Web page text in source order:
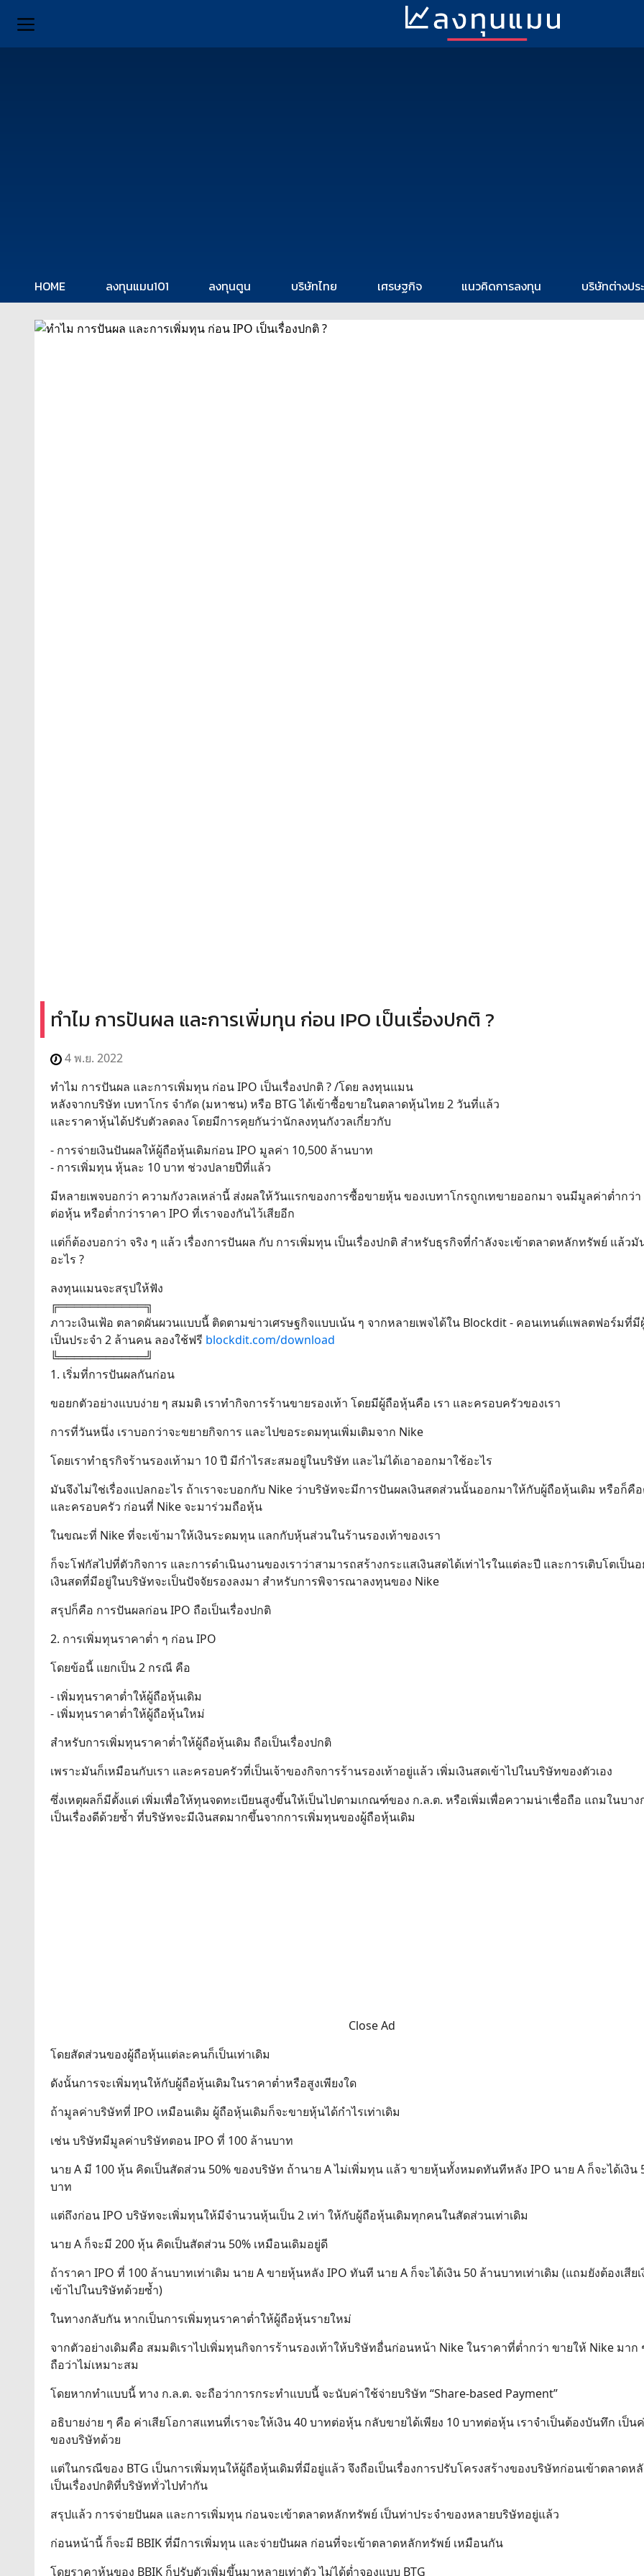
HOME ลงทุนแมน101 ลงทุนตูน บริษัทไทย เศรษฐกิจ แนวคิดการลงทุน บริษัทต่างปร
ทำไม การปันผล และการเพิ่มทุน ก่อน IPO เป็นเรื่องปกติ ?
4 พ.ย. 2022
ทำไม การปันผล และการเพิ่มทุน ก่อน IPO เป็นเรื่องปกติ ? /โดย ลงทุนแมน
หลังจากบริษัท เบทาโกร จำกัด (มหาชน) หรือ BTG ได้เข้าซื้อขายในตลาดหุ้นไทย 2 วันที่แล้ว
และราคาหุ้นได้ปรับตัวลดลง โดยมีการคุยกันว่านักลงทุนกังวลเกี่ยวกับ
- การจ่ายเงินปันผลให้ผู้ถือหุ้นเดิมก่อน IPO มูลค่า 10,500 ล้านบาท
- การเพิ่มทุน หุ้นละ 10 บาท ช่วงปลายปีที่แล้ว
มีหลายเพจบอกว่า ความกังวลเหล่านี้ ส่งผลให้วันแรกของการซื้อขายหุ้น ของเบทาโกรถูกเทขายออกมา จนมีมูลค่าต่ำกว่า
ต่อหุ้น หรือต่ำกว่าราคา IPO ที่เราจองกันไว้เสียอีก
แต่ก็ต้องบอกว่า จริง ๆ แล้ว เรื่องการปันผล กับ การเพิ่มทุน เป็นเรื่องปกติ สำหรับธุรกิจที่กำลังจะเข้าตลาดหลักทรัพย์ แล้วมั
อะไร ?
ลงทุนแมนจะสรุปให้ฟัง
╔═══════════╗
ภาวะเงินเฟ้อ ตลาดผันผวนแบบนี้ ติดตามข่าวเศรษฐกิจแบบเน้น ๆ จากหลายเพจได้ใน Blockdit - คอนเทนต์แพลตฟอร์มที่มี
เป็นประจำ 2 ล้านคน ลองใช้ฟรี blockdit.com/download
╚═══════════╝
1. เริ่มที่การปันผลกันก่อน
ขอยกตัวอย่างแบบง่าย ๆ สมมติ เราทำกิจการร้านขายรองเท้า โดยมีผู้ถือหุ้นคือ เรา และครอบครัวของเรา
การที่วันหนึ่ง เราบอกว่าจะขยายกิจการ และไปขอระดมทุนเพิ่มเติมจาก Nike
โดยเราทำธุรกิจร้านรองเท้ามา 10 ปี มีกำไรสะสมอยู่ในบริษัท และไม่ได้เอาออกมาใช้อะไร
มันจึงไม่ใช่เรื่องแปลกอะไร ถ้าเราจะบอกกับ Nike ว่าบริษัทจะมีการปันผลเงินสดส่วนนั้นออกมาให้กับผู้ถือหุ้นเดิม หรือก็คือ
และครอบครัว ก่อนที่ Nike จะมาร่วมถือหุ้น
ในขณะที่ Nike ที่จะเข้ามาให้เงินระดมทุน แลกกับหุ้นส่วนในร้านรองเท้าของเรา
ก็จะโฟกัสไปที่ตัวกิจการ และการดำเนินงานของเราว่าสามารถสร้างกระแสเงินสดได้เท่าไรในแต่ละปี และการเติบโตเป็นอ
เงินสดที่มีอยู่ในบริษัทจะเป็นปัจจัยรองลงมา สำหรับการพิจารณาลงทุนของ Nike
สรุปก็คือ การปันผลก่อน IPO ถือเป็นเรื่องปกติ
2. การเพิ่มทุนราคาต่ำ ๆ ก่อน IPO
โดยข้อนี้ แยกเป็น 2 กรณี คือ
- เพิ่มทุนราคาต่ำให้ผู้ถือหุ้นเดิม
- เพิ่มทุนราคาต่ำให้ผู้ถือหุ้นใหม่
สำหรับการเพิ่มทุนราคาต่ำให้ผู้ถือหุ้นเดิม ถือเป็นเรื่องปกติ
เพราะมันก็เหมือนกับเรา และครอบครัวที่เป็นเจ้าของกิจการร้านรองเท้าอยู่แล้ว เพิ่มเงินสดเข้าไปในบริษัทของตัวเอง
ซึ่งเหตุผลก็มีตั้งแต่ เพิ่มเพื่อให้ทุนจดทะเบียนสูงขึ้นให้เป็นไปตามเกณฑ์ของ ก.ล.ต. หรือเพิ่มเพื่อความน่าเชื่อถือ แถมในบา
เป็นเรื่องดีด้วยซ้ำ ที่บริษัทจะมีเงินสดมากขึ้นจากการเพิ่มทุนของผู้ถือหุ้นเดิม
Close Ad
โดยสัดส่วนของผู้ถือหุ้นแต่ละคนก็เป็นเท่าเดิม
ดังนั้นการจะเพิ่มทุนให้กับผู้ถือหุ้นเดิมในราคาต่ำหรือสูงเพียงใด
ถ้ามูลค่าบริษัทที่ IPO เหมือนเดิม ผู้ถือหุ้นเดิมก็จะขายหุ้นได้กำไรเท่าเดิม
เช่น บริษัทมีมูลค่าบริษัทตอน IPO ที่ 100 ล้านบาท
นาย A มี 100 หุ้น คิดเป็นสัดส่วน 50% ของบริษัท ถ้านาย A ไม่เพิ่มทุน แล้ว ขายหุ้นทั้งหมดทันทีหลัง IPO นาย A ก็จะได้เงิน
บาท
แต่ถึงก่อน IPO บริษัทจะเพิ่มทุนให้มีจำนวนหุ้นเป็น 2 เท่า ให้กับผู้ถือหุ้นเดิมทุกคนในสัดส่วนเท่าเดิม
นาย A ก็จะมี 200 หุ้น คิดเป็นสัดส่วน 50% เหมือนเดิมอยู่ดี
ถ้าราคา IPO ที่ 100 ล้านบาทเท่าเดิม นาย A ขายหุ้นหลัง IPO ทันที นาย A ก็จะได้เงิน 50 ล้านบาทเท่าเดิม (แถมยังต้องเสีย
เข้าไปในบริษัทด้วยซ้ำ)
ในทางกลับกัน หากเป็นการเพิ่มทุนราคาต่ำให้ผู้ถือหุ้นรายใหม่
จากตัวอย่างเดิมคือ สมมติเราไปเพิ่มทุนกิจการร้านรองเท้าให้บริษัทอื่นก่อนหน้า Nike ในราคาที่ต่ำกว่า ขายให้ Nike มาก
ถือว่าไม่เหมาะสม
โดยหากทำแบบนี้ ทาง ก.ล.ต. จะถือว่าการกระทำแบบนี้ จะนับค่าใช้จ่ายบริษัท “Share-based Payment”
อธิบายง่าย ๆ คือ ค่าเสียโอกาสแทนที่เราจะให้เงิน 40 บาทต่อหุ้น กลับขายได้เพียง 10 บาทต่อหุ้น เราจำเป็นต้องบันทึก เป็น
ของบริษัทด้วย
แต่ในกรณีของ BTG เป็นการเพิ่มทุนให้ผู้ถือหุ้นเดิมที่มีอยู่แล้ว จึงถือเป็นเรื่องการปรับโครงสร้างของบริษัทก่อนเข้าตลาดห
เป็นเรื่องปกติที่บริษัททั่วไปทำกัน
สรุปแล้ว การจ่ายปันผล และการเพิ่มทุน ก่อนจะเข้าตลาดหลักทรัพย์ เป็นท่าประจำของหลายบริษัทอยู่แล้ว
ก่อนหน้านี้ ก็จะมี BBIK ที่มีการเพิ่มทุน และจ่ายปันผล ก่อนที่จะเข้าตลาดหลักทรัพย์ เหมือนกัน
โดยราคาหุ้นของ BBIK ก็ปรับตัวเพิ่มขึ้นมาหลายเท่าตัว ไม่ได้ต่ำจองแบบ BTG